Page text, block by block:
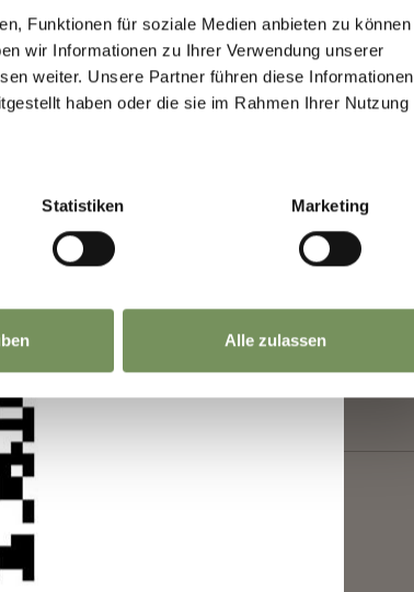
Funktionen für soziale Medien anbieten zu können
wir Informationen zu Ihrer Verwendung unserer
weiter. Unsere Partner führen diese Informationen
haben oder die sie im Rahmen Ihrer Nutzung
Statistiken Marketing
Alle zulassen
IL FUTURO DI